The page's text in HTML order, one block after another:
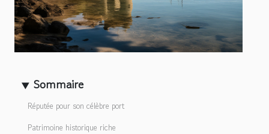
Sommaire
Réputée pour son célèbre port
Patrimoine historique riche